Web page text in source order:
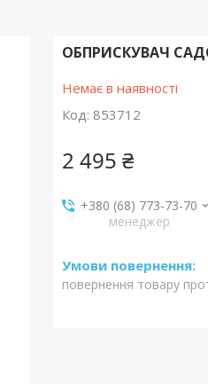
ОБПРИСКУВАЧ
Немає в наявності
Код: 853712
2 495 ₴
+380 (68) 773-73-70
менеджер
повернення товару